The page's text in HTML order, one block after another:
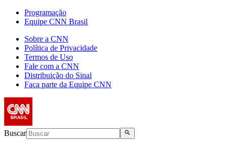
Programação
Equipe CNN Brasil
Sobre a CNN
Política de Privacidade
Termos de Uso
Fale com a CNN
Distribuição do Sinal
Faça parte da Equipe CNN
Buscar